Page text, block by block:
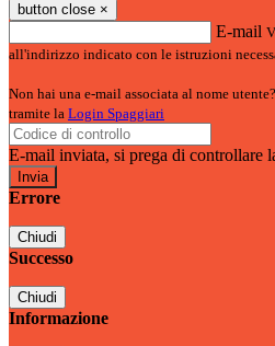
button close ×
E-mail
all'indirizzo indicato con le istruzioni
Non hai una e-mail associata al nome
tramite la Login Spaggiari
E-mail inviata, si prega di controllare
Errore
Chiudi
Successo
Chiudi
Informazione